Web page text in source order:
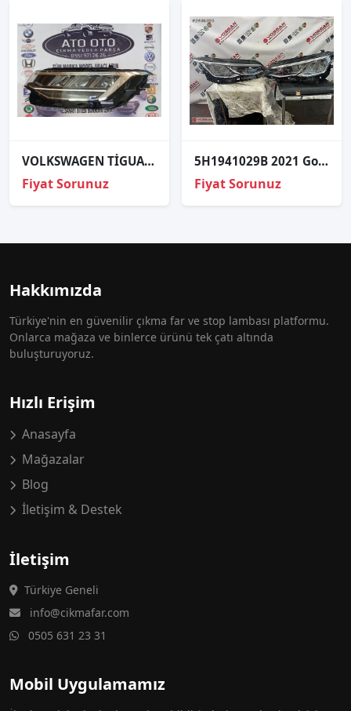
VOLKSWAGEN TİGUAN ORJİNAL ÇIKMA SOL FAR 5NB941035
Fiyat Sorunuz
5H1941029B 2021 Golf 8 Sol Sağ Led Ön Far Orjinal Tamirsiz
Fiyat Sorunuz
Hakkımızda
Türkiye'nin en güvenilir çıkma far ve stop lambası platformu.
Onlarca mağaza ve binlerce ürünü tek çatı altında
buluşturuyoruz.
Hızlı Erişim
Anasayfa
Mağazalar
Blog
İletişim & Destek
İletişim
Türkiye Geneli
info@cikmafar.com
0505 631 23 31
Mobil Uygulamamız